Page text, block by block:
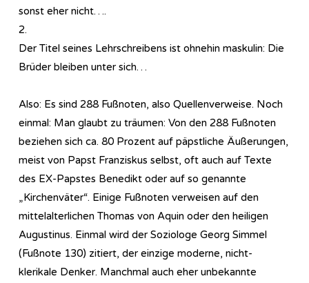
sonst eher nicht….
2.
Der Titel seines Lehrschreibens ist ohnehin maskulin: Die
Brüder bleiben unter sich…
Also: Es sind 288 Fußnoten, also Quellenverweise. Noch
einmal: Man glaubt zu träumen: Von den 288 Fußnoten
beziehen sich ca. 80 Prozent auf päpstliche Äußerungen,
meist von Papst Franziskus selbst, oft auch auf Texte
des EX-Papstes Benedikt oder auf so genannte
„Kirchenväter“. Einige Fußnoten verweisen auf den
mittelalterlichen Thomas von Aquin oder den heiligen
Augustinus. Einmal wird der Soziologe Georg Simmel
(Fußnote 130) zitiert, der einzige moderne, nicht-
klerikale Denker. Manchmal auch eher unbekannte